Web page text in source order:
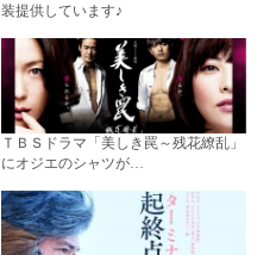
装提供しています♪
ＴＢＳドラマ「美しき罠～残花繚乱」
にオジエのシャツが…